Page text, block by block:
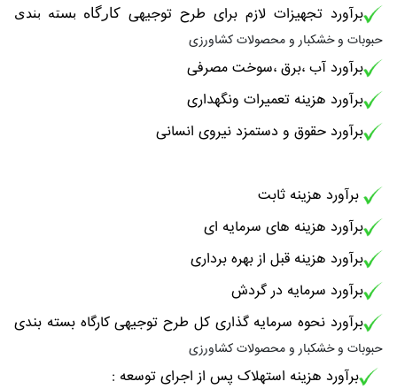
برآورد تجهیزات لازم برای طرح توجیهی کارگاه بسته بندی
حبوبات و خشکبار و محصولات کشاورزی
برآورد آب ،برق ،سوخت مصرفی
برآورد هزینه تعمیرات ونگهداری
برآورد حقوق و دستمزد نیروی انسانی
برآورد هزینه ثابت
برآورد هزینه های سرمایه ای
برآورد هزینه قبل از بهره برداری
برآورد سرمایه در گردش
برآورد نحوه سرمایه گذاری کل طرح توجیهی کارگاه بسته بندی
حبوبات و خشکبار و محصولات کشاورزی
برآورد هزینه استهلاک پس از اجرای توسعه :